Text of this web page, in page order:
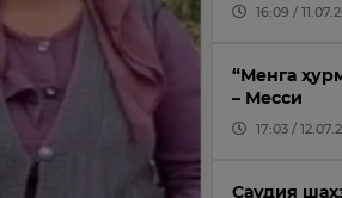
16:09 /
“Менга
– Месси
17:03 /
Саудия